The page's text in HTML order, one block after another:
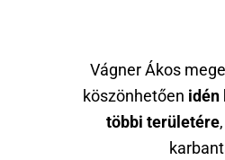
Vágner Ákos
köszönhetően idén
többi területére